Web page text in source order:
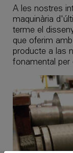
A les nostres
maquinària
terme el
que oferim
producte a las
fonamental per